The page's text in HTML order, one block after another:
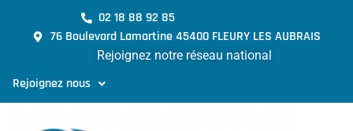
02 18 88 92 85
76 Boulevard Lamartine 45400 FLEURY LES AUBRAIS
Rejoignez notre réseau national
Rejoignez nous